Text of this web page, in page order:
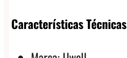
Características Técnicas